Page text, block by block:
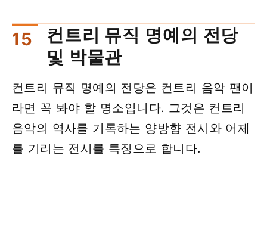
컨트리 뮤직 명예의 전당
및 박물관
컨트리 뮤직 명예의 전당은 컨트리 음악 팬이
라면 꼭 봐야 할 명소입니다. 그것은 컨트리
음악의 역사를 기록하는 양방향 전시와 어제
를 기리는 전시를 특징으로 합니다.